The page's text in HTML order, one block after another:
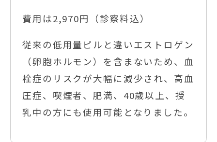
費用は2,970円（診察料込）
従来の低用量ピルと違いエストロゲン
（卵胞ホルモン）を含まないため、血
栓症のリスクが大幅に減少され、高血
圧症、喫煙者、肥満、40歳以上、授
乳中の方にも使用可能となりました。